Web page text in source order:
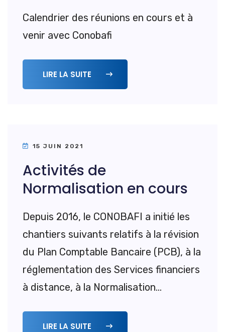
Calendrier des réunions en cours et à
venir avec Conobafi
LIRE LA SUITE
15 JUIN 2021
Activités de
Normalisation en cours
Depuis 2016, le CONOBAFI a initié les
chantiers suivants relatifs à la révision
du Plan Comptable Bancaire (PCB), à la
réglementation des Services financiers
à distance, à la Normalisation...
LIRE LA SUITE